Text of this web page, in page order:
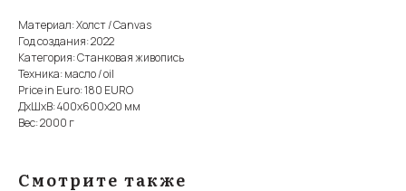
Материал: Холст / Canvas
Год создания: 2022
Категория: Станковая живопись
Техника: масло / oil
Price in Euro: 180 EURO
ДxШxВ: 400x600x20 мм
Вес: 2000 г
Смотрите также